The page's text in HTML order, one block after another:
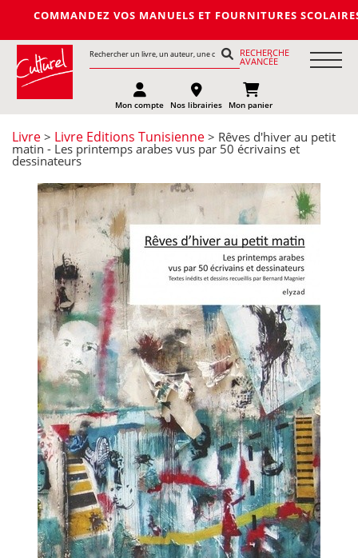
VOS MANUELS ET FOURNITURES
RECHERCHE
AVANCÉE
Mon compte Nos librairies Mon panier
Livre > Livre Editions Tunisienne > Rêves d'hiver au petit
matin - Les printemps arabes vus par 50 écrivains et
dessinateurs